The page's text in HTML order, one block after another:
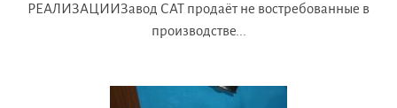
РЕАЛИЗАЦИИЗавод САТ продаёт не востребованные в
производстве...